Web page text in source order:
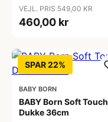
VEJL. PRIS 549,00 KR
460,00 kr
SPAR 22%
BABY BORN
BABY Born Soft Touch
Dukke 36cm